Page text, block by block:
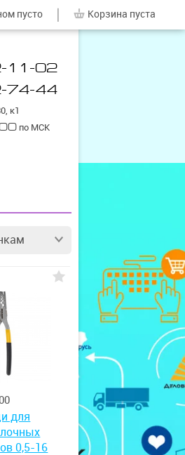
11-02
74-44
к1
по МСК
пусто Корзина пуста
для
0,5-16